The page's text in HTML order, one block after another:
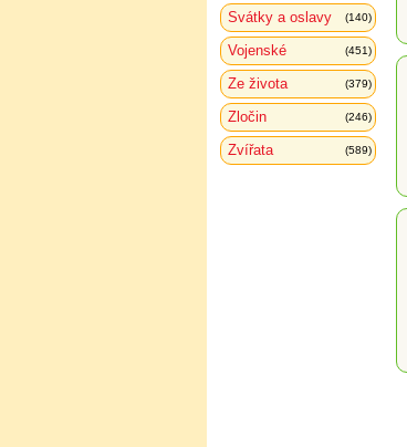
Svátky a oslavy (140)
Vojenské (451)
Ze života (379)
Zločin (246)
Zvířata (589)